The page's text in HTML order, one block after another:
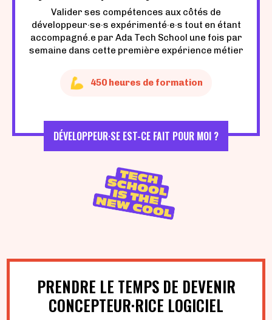
Valider ses compétences aux côtés de
développeur·se·s expérimenté·e·s tout en étant
accompagné.e par Ada Tech School une fois par
semaine dans cette première expérience métier
450 heures de formation
DÉVELOPPEUR·SE EST-CE FAIT POUR MOI ?
PRENDRE LE TEMPS DE DEVENIR
CONCEPTEUR·RICE LOGICIEL